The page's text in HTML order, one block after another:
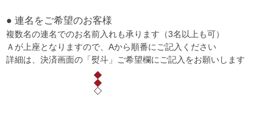
● 連名をご希望のお客様
複数名の連名でのお名前入れも承ります（3名以上も可）
Ａが上座となりますので、Aから順番にご記入ください
詳細は、決済画面の「熨斗」ご希望欄にご記入をお願いします